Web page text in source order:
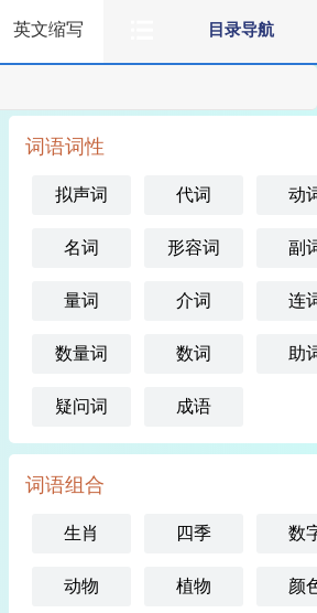
目录导航
英文缩写
词语词性
拟声词 代词 动
名词 形容词 副
量词 介词 连
数量词 数词 助
疑问词 成语
词语组合
生肖 四季 数
动物 植物 颜